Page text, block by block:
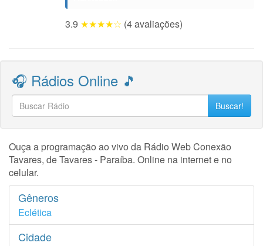
3.9 ★★★★☆ (4 avaliações)
🎧 Rádios Online 🎵
Buscar!
Ouça a programação ao vivo da Rádio Web Conexão
Tavares, de Tavares - Paraíba. Online na internet e no
celular.
Gêneros
Eclética
Cidade